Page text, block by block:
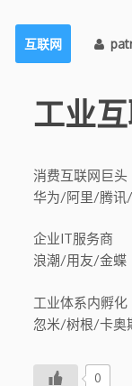
互联网
工业
消费互联网巨头
华为/阿里/腾讯
企业IT服务商
浪潮/用友/金蝶
工业体系内孵化
忽米/树根/卡奥
0